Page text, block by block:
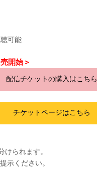
可能
開始＞
配信チケットの購入はこちら
チケットページはこちら
られます。
示ください。